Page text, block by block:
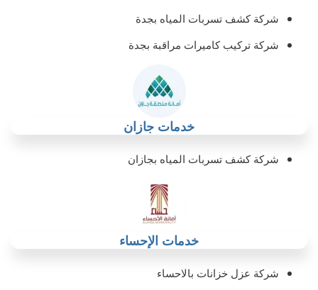
شركة كشف تسربات المياه بجدة
شركة تركيب كاميرات مراقبة بجدة
خدمات جازان
شركة كشف تسربات المياه بجازان
خدمات الإحساء
شركة عزل خزانات بالاحساء‏